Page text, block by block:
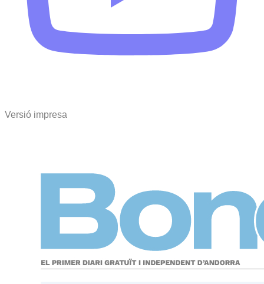
Versió impresa